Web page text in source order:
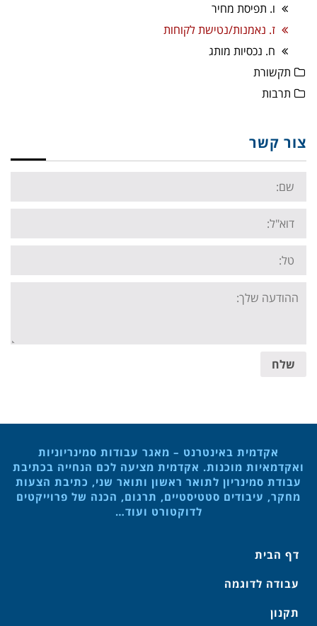
ו. תפיסת מחיר
ז. נאמנות/נטישת לקוחות
ח. נכסיות מותג
תקשורת
תרבות
צור קשר
Name:
Email:
Tel:
Your
message:
שלח
אקדמית באינטרנט – מאגר עבודות סמינריוניות
ואקדמאיות מוכנות. אקדמית מציעה לכם הנחייה בכתיבת
עבודת סמינריון לתואר ראשון ותואר שני, כתיבת הצעות
מחקר, עיבודים סטטיסטיים, תרגום, הכנה של פרוייקטים
לדוקטורט ועוד…
דף הבית
עבודה לדוגמה
תקנון